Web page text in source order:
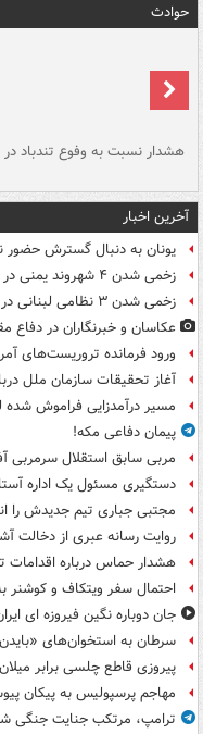
حوادث
هشدار نسبت به وفوع تندباد در
آخرین اخبار
یونان به دنبال گسترش
زخمی شدن ۴ شهروند یمنی در حمله مزدوران سعودی
زخمی شدن ۳ نظامی لبنانی در زوطر غربی
عکاسان و خبرنگاران در
ورود فرمانده تروریست‌های
آغاز تحقیقات سازمان ملل
مسیر درآمدزایی فراموش شده
پیمان دفاعی مکه!
مربی سابق استقلال سرمربی
دستگیری مسئول یک اداره
مجتبی جباری تیم جدیدش را
روایت رسانه عبری از دخالت
هشدار حماس درباره اقدامات
احتمال سفر ویتکاف و کوشنر
جان دوباره نگین فیروزه ای
سرطان به استخوان‌های
پیروزی قاطع چلسی برابر
مهاجم پرسپولیس به پیکان
ترامپ، مرتکب جنایت جنگی